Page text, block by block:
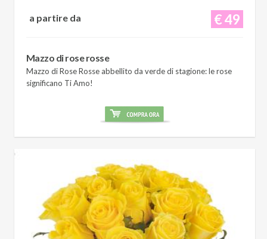
€ 49
a partire da
Mazzo di rose rosse
Mazzo di Rose Rosse abbellito da verde di stagione: le rose
significano Ti Amo!